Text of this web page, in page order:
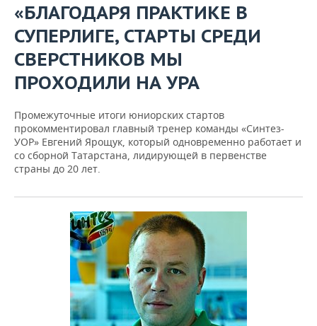
«БЛАГОДАРЯ ПРАКТИКЕ В
СУПЕРЛИГЕ, СТАРТЫ СРЕДИ
СВЕРСТНИКОВ МЫ
ПРОХОДИЛИ НА УРА
Промежуточные итоги юниорских стартов
прокомментировал главный тренер команды «Синтез-
УОР» Евгений Ярощук, который одновременно работает и
со сборной Татарстана, лидирующей в первенстве
страны до 20 лет.